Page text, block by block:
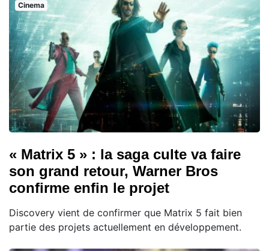
Cinema
« Matrix 5 » : la saga culte va faire
son grand retour, Warner Bros
confirme enfin le projet
Discovery vient de confirmer que Matrix 5 fait bien
partie des projets actuellement en développement.